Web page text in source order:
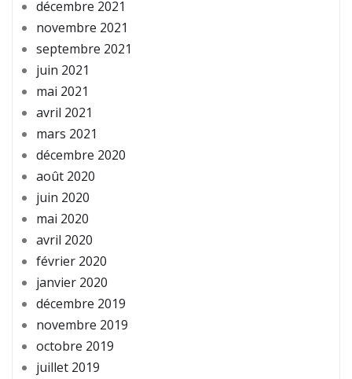
décembre 2021
novembre 2021
septembre 2021
juin 2021
mai 2021
avril 2021
mars 2021
décembre 2020
août 2020
juin 2020
mai 2020
avril 2020
février 2020
janvier 2020
décembre 2019
novembre 2019
octobre 2019
juillet 2019